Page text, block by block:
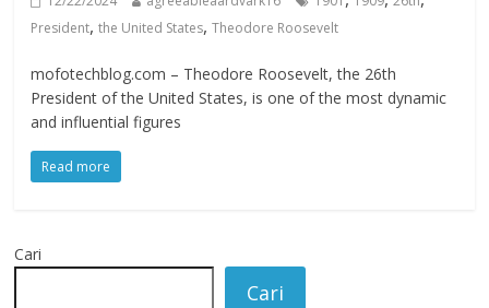
President,the United States,Theodore Roosevelt
mofotechblog.com – Theodore Roosevelt, the 26th
President of the United States, is one of the most dynamic
and influential figures
Read more
Cari
Cari